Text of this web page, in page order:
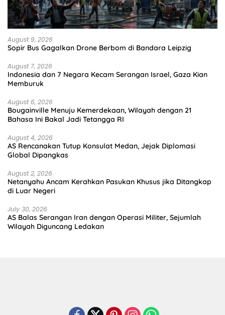
August 9, 2026
Sopir Bus Gagalkan Drone Berbom di Bandara Leipzig
August 7, 2026
Indonesia dan 7 Negara Kecam Serangan Israel, Gaza Kian
Memburuk
August 6, 2026
Bougainville Menuju Kemerdekaan, Wilayah dengan 21
Bahasa Ini Bakal Jadi Tetangga RI
August 4, 2026
AS Rencanakan Tutup Konsulat Medan, Jejak Diplomasi
Global Dipangkas
August 2, 2026
Netanyahu Ancam Kerahkan Pasukan Khusus jika Ditangkap
di Luar Negeri
July 30, 2026
AS Balas Serangan Iran dengan Operasi Militer, Sejumlah
Wilayah Diguncang Ledakan